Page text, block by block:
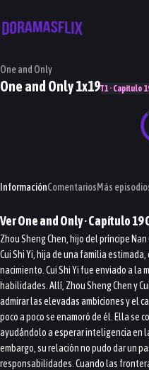
One and Only
One and Only 1x19T1 · Capítulo
InformaciónComentariosMás
VerOne and Only· Capítulo19
Zhou Sheng Chen, hijo del príncipe
Cui Shi Yi, hija de una familia
nacimiento. Cui Shi Yi fue enviado a la
habilidades. Allí, Zhou Sheng Chen y
admirar las elevadas ambiciones y el
poco a poco se enamoró de él. Ella se
ayudándolo a esperar inteligencia en
embargo, su relación no pudo dar un
responsabilidades. Cuando las